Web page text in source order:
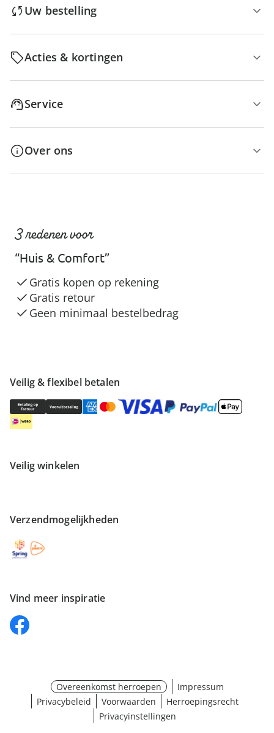
Uw bestelling
Acties & kortingen
Service
Over ons
Veilig & flexibel betalen
Veilig winkelen
Verzendmogelijkheden
Vind meer inspiratie
3 redenen voor
“Huis & Comfort”
Gratis kopen op rekening
Gratis retour
Geen minimaal bestelbedrag
Overeenkomst herroepen
Impressum
Privacybeleid
Voorwaarden
Herroepingsrecht
Privacyinstellingen